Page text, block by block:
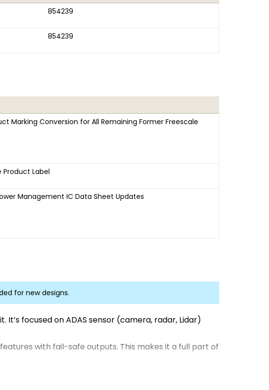
854239
854239
Marking Conversion for All Remaining Former Freescale
Product Label
Management IC Data Sheet Updates
for new designs.
focused on ADAS sensor (camera, radar, Lidar)
with fail-safe outputs. This makes it a full part of
pin to pin and software compatible. It is
requirements.